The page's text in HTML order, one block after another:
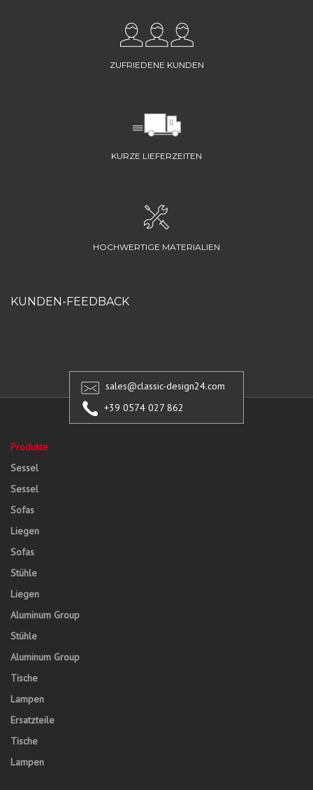
ZUFRIEDENE KUNDEN
KURZE LIEFERZEITEN
HOCHWERTIGE MATERIALIEN
KUNDEN-FEEDBACK
sales@classic-design24.com
+39 0574 027 862
Produkte
Sessel
Sessel
Sofas
Liegen
Sofas
Stühle
Liegen
Aluminum Group
Stühle
Aluminum Group
Tische
Lampen
Ersatzteile
Tische
Lampen